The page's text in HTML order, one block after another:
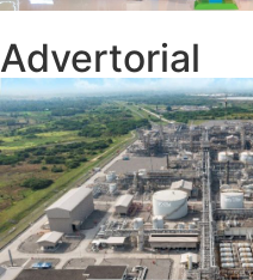
Advertorial